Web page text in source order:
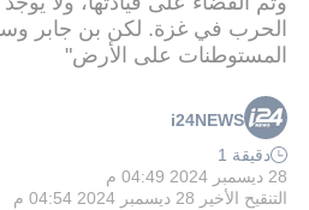
الحرب في غزة. لكن بن جابر
المستوطنات على الأرض"
i24NEWS
دقيقة 1
28 ديسمبر 2024 04:49 م
التنقيح الأخير 28 ديسمبر 2024 04:54 م